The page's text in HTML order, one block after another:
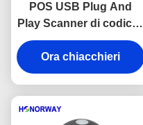
POS USB Plug And
Play Scanner di codici a
barre desktop con
tolleranza al movimento
Ora chiacchieri